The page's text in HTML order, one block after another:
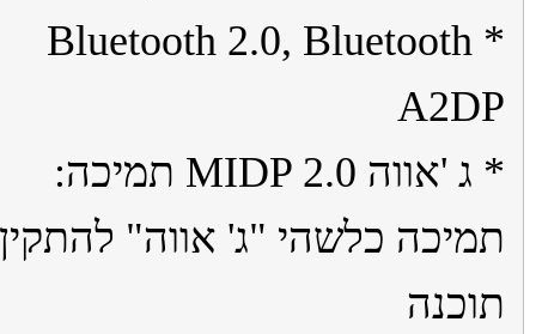
* Bluetooth 2.0, Bluetooth
* ג 'אווה MIDP 2.0 תמיכה:
כלשהי "ג' אווה" להתקין